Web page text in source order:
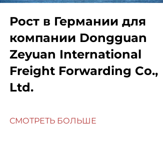
Рост в Германии для
компании Dongguan
Zeyuan International
Freight Forwarding Co.,
Ltd.
СМОТРЕТЬ БОЛЬШЕ